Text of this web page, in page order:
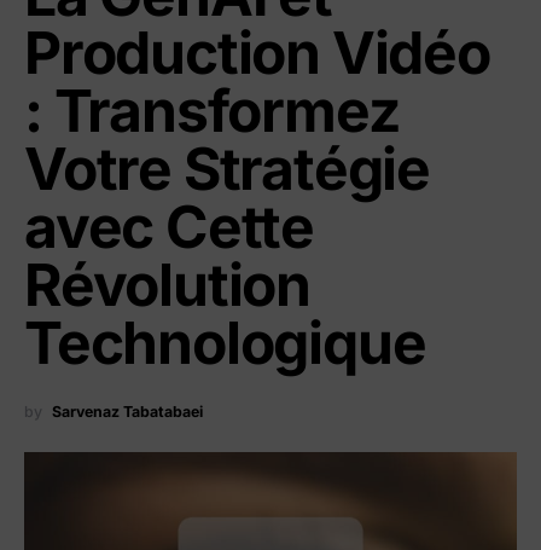
Production Vidéo
: Transformez
Votre Stratégie
avec Cette
Révolution
Technologique
by Sarvenaz Tabatabaei